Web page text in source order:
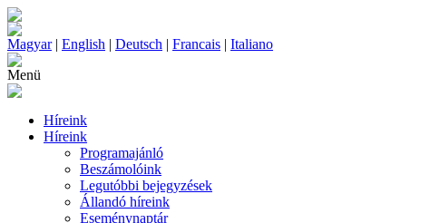
Magyar| English | Deutsch | Francais | Italiano
Menü
Híreink
Híreink
Programajánló
Beszámolóink
Legutóbbi bejegyzések
Állandó híreink
Eseménynaptár